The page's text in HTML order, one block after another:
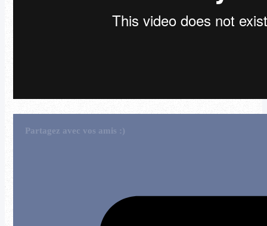
Partagez avec vos amis :)